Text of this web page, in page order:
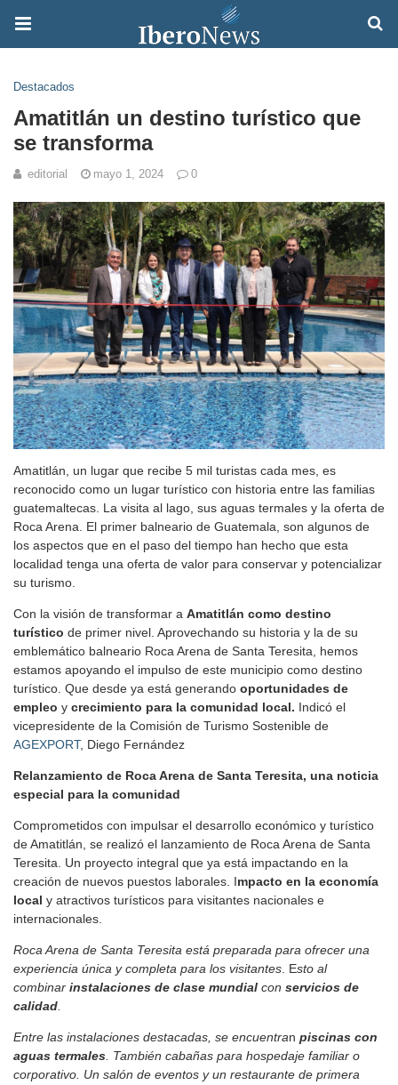
Destacados
Amatitlán un destino turístico que
se transforma
editorial mayo 1, 2024 0
Amatitlán, un lugar que recibe 5 mil turistas cada mes, es
reconocido como un lugar turístico con historia entre las familias
guatemaltecas. La visita al lago, sus aguas termales y la oferta de
Roca Arena. El primer balneario de Guatemala, son algunos de
los aspectos que en el paso del tiempo han hecho que esta
localidad tenga una oferta de valor para conservar y potencializar
su turismo.
Con la visión de transformar a Amatitlán como destino
turístico de primer nivel. Aprovechando su historia y la de su
emblemático balneario Roca Arena de Santa Teresita, hemos
estamos apoyando el impulso de este municipio como destino
turístico. Que desde ya está generando oportunidades de
empleo y crecimiento para la comunidad local. Indicó el
vicepresidente de la Comisión de Turismo Sostenible de
AGEXPORT, Diego Fernández
Relanzamiento de Roca Arena de Santa Teresita, una noticia
especial para la comunidad
Comprometidos con impulsar el desarrollo económico y turístico
de Amatitlán, se realizó el lanzamiento de Roca Arena de Santa
Teresita. Un proyecto integral que ya está impactando en la
creación de nuevos puestos laborales. Impacto en la economía
local y atractivos turísticos para visitantes nacionales e
internacionales.
Roca Arena de Santa Teresita está preparada para ofrecer una
experiencia única y completa para los visitantes. Esto al
combinar instalaciones de clase mundial con servicios de
calidad.
Entre las instalaciones destacadas, se encuentran piscinas con
aguas termales. También cabañas para hospedaje familiar o
corporativo. Un salón de eventos y un restaurante de primera